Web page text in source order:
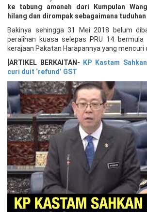
ke tabung amanah dari Kumpulan
hilang dan dirompak sebagaimana tuduhan
Bakinya sehingga 31 Mei 2018 belum
peralihan kuasa selepas PRU 14
kerajaan Pakatan Harapannya yang mencuri
[ARTIKEL BERKAITAN-
KP Kastam
curi duit ‘refund’ GST